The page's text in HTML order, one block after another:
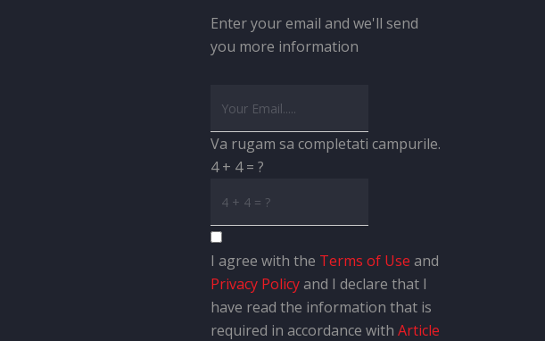
Enter your email and we'll send
you more information
Va rugam sa completati campurile.
4 + 4 = ?
I agree with the Terms of Use and
Privacy Policyand I declare that I
have read the information that is
required in accordance with Article